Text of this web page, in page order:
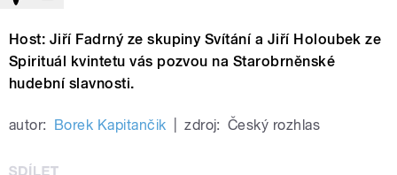
Host: Jiří Fadrný ze skupiny Svítání a Jiří Holoubek ze
Spirituál kvintetu vás pozvou na Starobrněnské
hudební slavnosti.
autor: Borek Kapitančik zdroj: Český rozhlas